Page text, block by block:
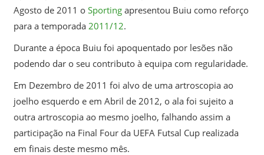
Agosto de 2011 o Sportingapresentou Buiu como reforço
para a temporada 2011/12.
Durante a época Buiu foi apoquentado por lesões não
podendo dar o seu contributo à equipa com regularidade.
Em Dezembro de 2011 foi alvo de uma artroscopia ao
joelho esquerdo e em Abril de 2012, o ala foi sujeito a
outra artroscopia ao mesmo joelho, falhando assim a
participação na Final Four da UEFA Futsal Cup realizada
em finais deste mesmo mês.